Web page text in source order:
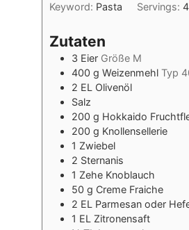
Keyword: Pasta Servings:4
Zutaten
3 Eier Größe M
400 g Weizenmehl Typ
2 EL Olivenöl
Salz
200 g Hokkaido
200 g Knollensellerie
1 Zwiebel
2 Sternanis
1 Zehe Knoblauch
50 g Creme Fraiche
2 EL Parmesan oder
1 EL Zitronensaft